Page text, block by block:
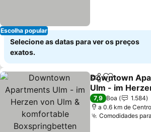
Escolha popular
Selecione as datas para ver os preços
exatos.
PartilharAdicionar
Downtown
Ulm - im
& komfortable
Ver preços
7,9 Boa
1.584
a 0.6 km de
Comodidades